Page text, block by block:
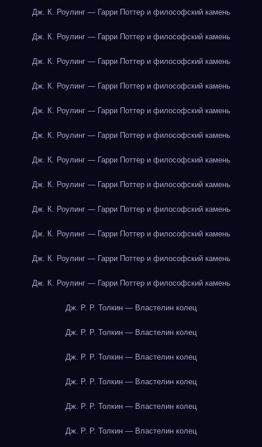
Дж. К. Роулинг — Гарри Поттер и философский камень
Дж. К. Роулинг — Гарри Поттер и философский камень
Дж. К. Роулинг — Гарри Поттер и философский камень
Дж. К. Роулинг — Гарри Поттер и философский камень
Дж. К. Роулинг — Гарри Поттер и философский камень
Дж. К. Роулинг — Гарри Поттер и философский камень
Дж. К. Роулинг — Гарри Поттер и философский камень
Дж. К. Роулинг — Гарри Поттер и философский камень
Дж. К. Роулинг — Гарри Поттер и философский камень
Дж. К. Роулинг — Гарри Поттер и философский камень
Дж. К. Роулинг — Гарри Поттер и философский камень
Дж. К. Роулинг — Гарри Поттер и философский камень
Дж. Р. Р. Толкин — Властелин колец
Дж. Р. Р. Толкин — Властелин колец
Дж. Р. Р. Толкин — Властелин колец
Дж. Р. Р. Толкин — Властелин колец
Дж. Р. Р. Толкин — Властелин колец
Дж. Р. Р. Толкин — Властелин колец